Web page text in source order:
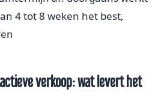
4 tot 8 weken het best,
verkoop: wat levert het